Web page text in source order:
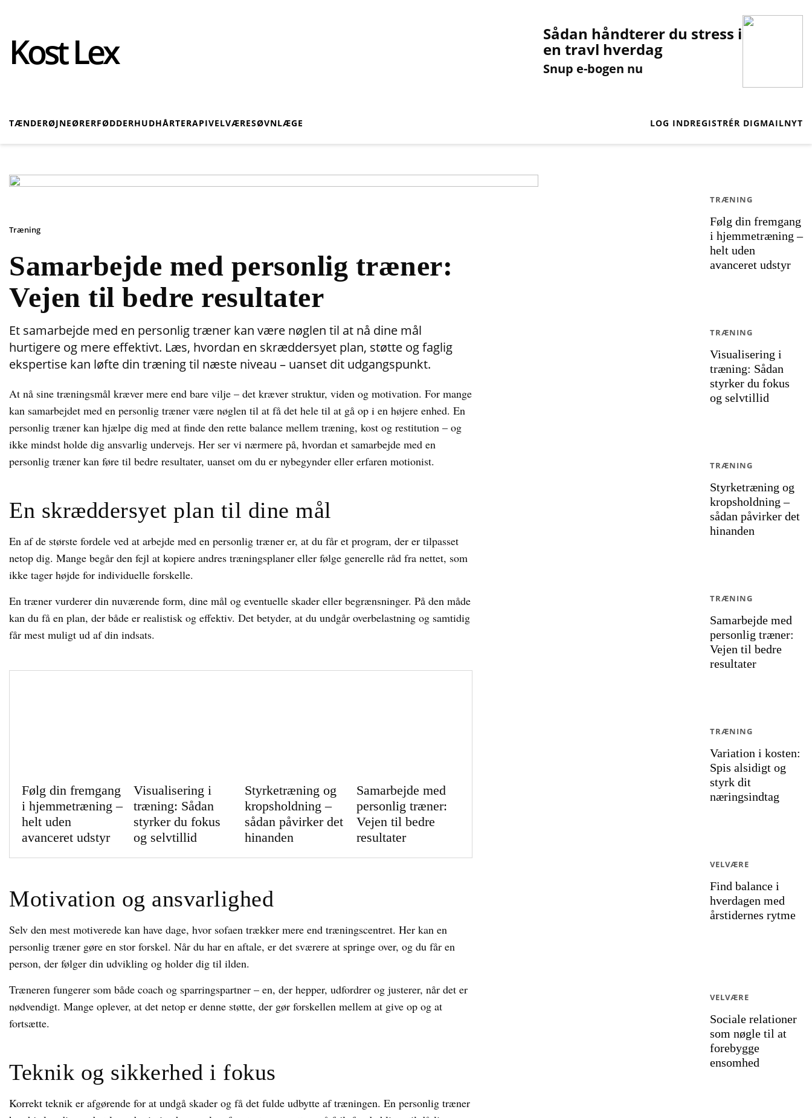
Kost Lex Sådan håndterer du stress i
en travl hverdag
Snup e-bogen nu
TÆNDERØJNEØRERFØDDERHUDHÅRTERAPIVELVÆRESØVNLÆGE LOG INDREGISTRÉR DIGMAILNYT
Samarbejde med personlig træner:
Vejen til bedre resultater
Træning
Et samarbejde med en personlig træner kan være nøglen til at nå dine mål
hurtigere og mere effektivt. Læs, hvordan en skræddersyet plan, støtte og faglig
ekspertise kan løfte din træning til næste niveau – uanset dit udgangspunkt.
At nå sine træningsmål kræver mere end bare vilje – det kræver struktur, viden og motivation. For mange
kan samarbejdet med en personlig træner være nøglen til at få det hele til at gå op i en højere enhed. En
personlig træner kan hjælpe dig med at finde den rette balance mellem træning, kost og restitution – og
ikke mindst holde dig ansvarlig undervejs. Her ser vi nærmere på, hvordan et samarbejde med en
personlig træner kan føre til bedre resultater, uanset om du er nybegynder eller erfaren motionist.
En skræddersyet plan til dine mål
En af de største fordele ved at arbejde med en personlig træner er, at du får et program, der er tilpasset
netop dig. Mange begår den fejl at kopiere andres træningsplaner eller følge generelle råd fra nettet, som
ikke tager højde for individuelle forskelle.
En træner vurderer din nuværende form, dine mål og eventuelle skader eller begrænsninger. På den måde
kan du få en plan, der både er realistisk og effektiv. Det betyder, at du undgår overbelastning og samtidig
får mest muligt ud af din indsats.
Følg din fremgang
i hjemmetræning –
helt uden
avanceret udstyr
Visualisering i
træning: Sådan
styrker du fokus
og selvtillid
Styrketræning og
kropsholdning –
sådan påvirker det
hinanden
Samarbejde med
personlig træner:
Vejen til bedre
resultater
Motivation og ansvarlighed
Selv den mest motiverede kan have dage, hvor sofaen trækker mere end træningscentret. Her kan en
personlig træner gøre en stor forskel. Når du har en aftale, er det sværere at springe over, og du får en
person, der følger din udvikling og holder dig til ilden.
Træneren fungerer som både coach og sparringspartner – en, der hepper, udfordrer og justerer, når det er
nødvendigt. Mange oplever, at det netop er denne støtte, der gør forskellen mellem at give op og at
fortsætte.
Teknik og sikkerhed i fokus
Korrekt teknik er afgørende for at undgå skader og få det fulde udbytte af træningen. En personlig træner
Følg din fremgang
i hjemmetræning –
helt uden
avanceret udstyr
TRÆNING
Visualisering i
træning: Sådan
styrker du fokus
og selvtillid
TRÆNING
Styrketræning og
kropsholdning –
sådan påvirker det
hinanden
TRÆNING
Samarbejde med
personlig træner:
Vejen til bedre
resultater
TRÆNING
Variation i kosten:
Spis alsidigt og
styrk dit
næringsindtag
TRÆNING
Find balance i
hverdagen med
årstidernes rytme
VELVÆRE
Sociale relationer
som nøgle til at
forebygge
ensomhed
VELVÆRE